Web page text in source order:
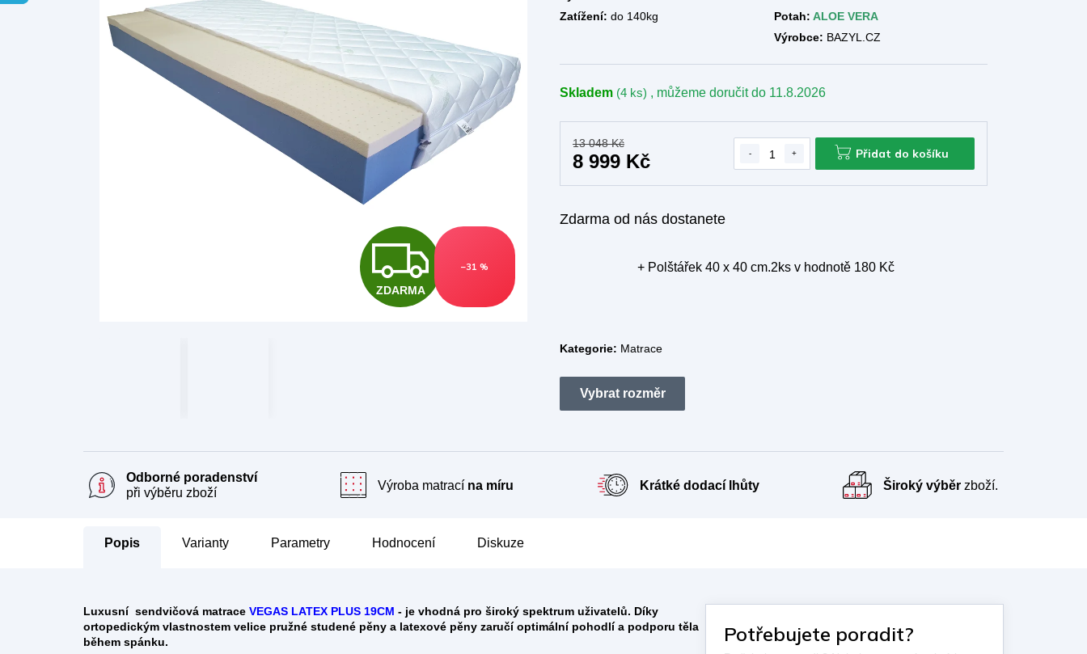
Z
D
M
A
ZDARMA
–31 %
Skladem (4 ks) , můžeme doručit do 11.8.2026
Zdarma od nás dostanete
+ Polštářek 40 x 40 cm.2ks v hodnotě 180 Kč
Zatížení: do 140kg Potah: ALOE VERA
Výrobce: BAZYL.CZ
Kategorie: Matrace
13 048 Kč
8 999 Kč Přidat do košíku
Odborné poradenství
při výběru zboží
Výroba matrací na míru Krátké dodací lhůty Široký výběrzboží.
Popis Parametry Hodnocení Diskuze
Luxusní sendvičová matrace VEGAS LATEX PLUS 19CM - je vhodná pro široký spektrum uživatelů. Díky
ortopedickým vlastnostem velice pružné studené pěny a latexové pěny zaručí optimální pohodlí a podporu těla
během spánku.
Potřebujete poradit?